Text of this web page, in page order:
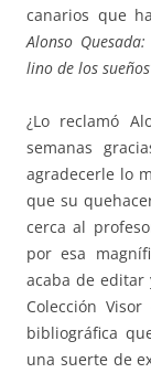
canarios que
Alonso
lino de los sueños’
¿Lo reclamó
semanas
agradecerle lo
que su
cerca al
por esa
acaba de editar
Colección
bibliográfica
una suerte de